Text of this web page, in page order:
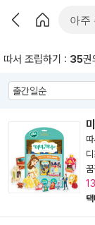
따서 조립하기 : 35권
디
택